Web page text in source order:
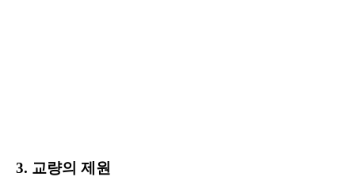
3. 교량의 제원